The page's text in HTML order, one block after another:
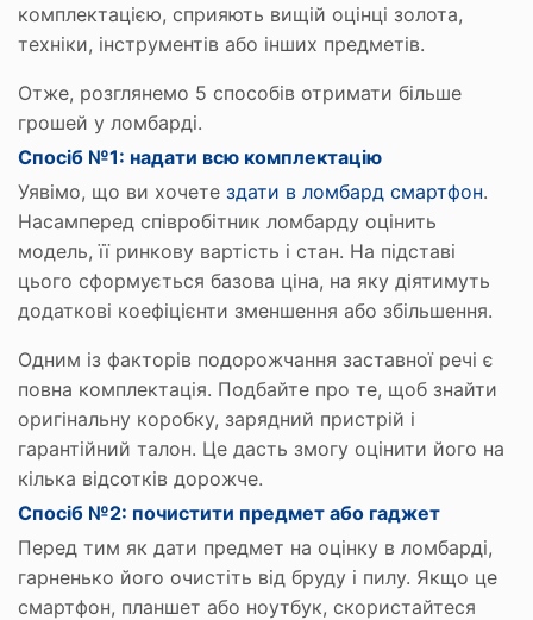
комплектацією, сприяють вищій оцінці золота,
техніки, інструментів або інших предметів.
Отже, розглянемо 5 способів отримати більше
грошей у ломбарді.
Спосіб №1: надати всю комплектацію
Уявімо, що ви хочете здати в ломбард смартфон.
Насамперед співробітник ломбарду оцінить
модель, її ринкову вартість і стан. На підставі
цього сформується базова ціна, на яку діятимуть
додаткові коефіцієнти зменшення або збільшення.
Одним із факторів подорожчання заставної речі є
повна комплектація. Подбайте про те, щоб знайти
оригінальну коробку, зарядний пристрій і
гарантійний талон. Це дасть змогу оцінити його на
кілька відсотків дорожче.
Спосіб №2: почистити предмет або гаджет
Перед тим як дати предмет на оцінку в ломбарді,
гарненько його очистіть від бруду і пилу. Якщо це
смартфон, планшет або ноутбук, скористайтеся